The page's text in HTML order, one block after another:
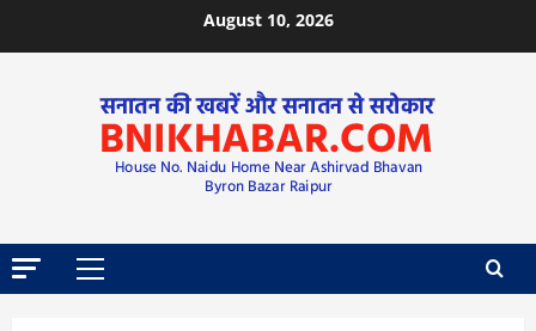
August 10, 2026